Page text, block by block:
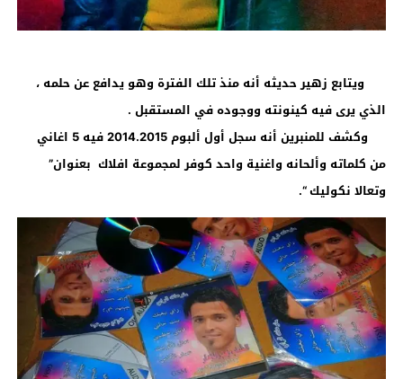
ويتابع زهير حديثه أنه منذ تلك الفترة وهو يدافع عن حلمه ،
الذي يرى فيه كينونته ووجوده في المستقبل .
وكشف للمنبرين أنه سجل أول ألبوم 2014.2015 فيه 5 اغاني
من كلماته وألحانه واغنية واحد كوفر لمجموعة افلاك بعنوان”
وتعالا نكوليك “.